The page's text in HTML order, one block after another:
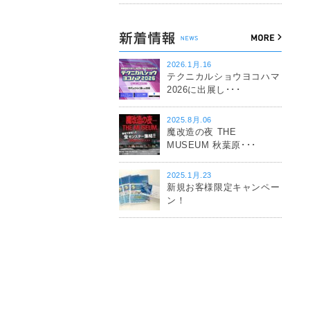
2026.1月.16
テクニカルショウヨコハマ
2026に出展し･･･
2025.8月.06
魔改造の夜 THE
MUSEUM 秋葉原･･･
2025.1月.23
新規お客様限定キャンペー
ン！